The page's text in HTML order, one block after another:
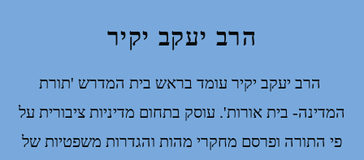
הרב יעקב יקיר
הרב יעקב יקיר עומד בראש בית המדרש 'תורת
המדינה- בית אורות'. עוסק בתחום מדיניות ציבורית על
פי התורה ופרסם מחקרי מהות והגדרות משפטיות של